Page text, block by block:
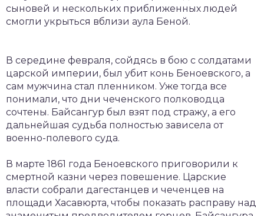
сыновей и нескольких приближенных людей
смогли укрыться вблизи аула Беной.
В середине февраля, сойдясь в бою с солдатами
царской империи, был убит конь Беноевского, а
сам мужчина стал пленником. Уже тогда все
понимали, что дни чеченского полководца
сочтены. Байсангур был взят под стражу, а его
дальнейшая судьба полностью зависела от
военно-полевого суда.
В марте 1861 года Беноевского приговорили к
смертной казни через повешение. Царские
власти собрали дагестанцев и чеченцев на
площади Хасавюрта, чтобы показать расправу над